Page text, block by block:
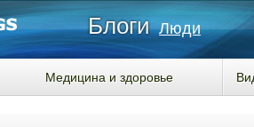
Блоги Люди
Медицина и здоровье